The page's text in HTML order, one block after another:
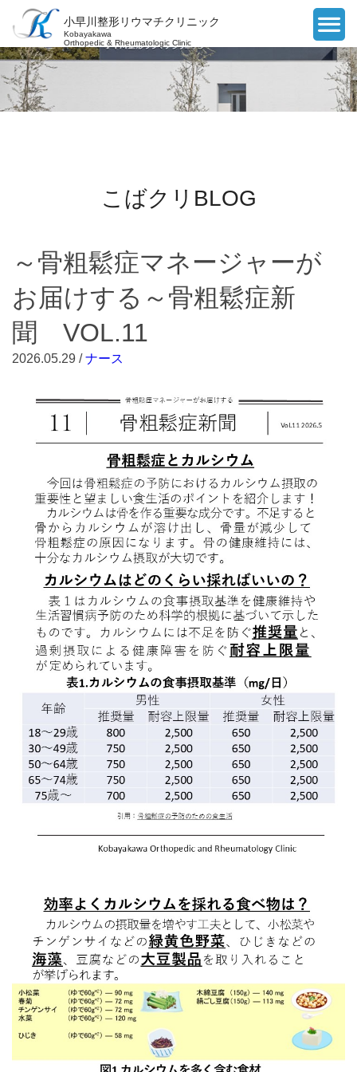
小早川整形リウマチクリニック
Kobayakawa
Orthopedic & Rheumatologic Clinic
こばクリBLOG
～骨粗鬆症マネージャーが
お届けする～骨粗鬆症新
聞 VOL.11
2026.05.29 /ナース